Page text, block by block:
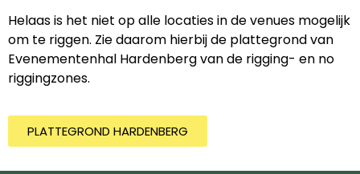
Helaas is het niet op alle locaties in de venues mogelijk
om te riggen. Zie daarom hierbij de plattegrond van
Evenementenhal Hardenberg van de rigging- en no
riggingzones.
PLATTEGROND HARDENBERG